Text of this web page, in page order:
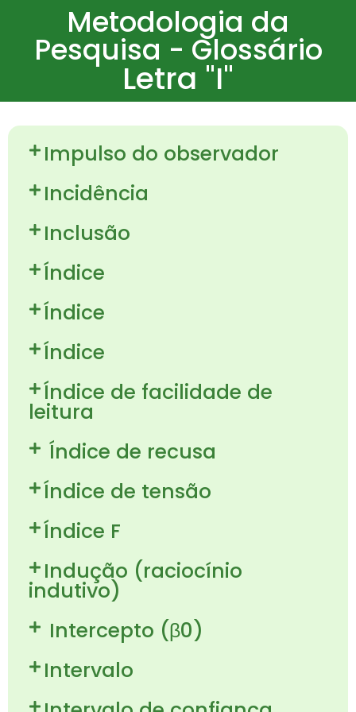
Metodologia da
Pesquisa - Glossário
Letra "I"
Impulso do observador
Incidência
Inclusão
Índice
Índice
Índice
Índice de facilidade de
leitura
Índice de recusa
Índice de tensão
Índice F
Indução (raciocínio
indutivo)
Intercepto (β0)
Intervalo